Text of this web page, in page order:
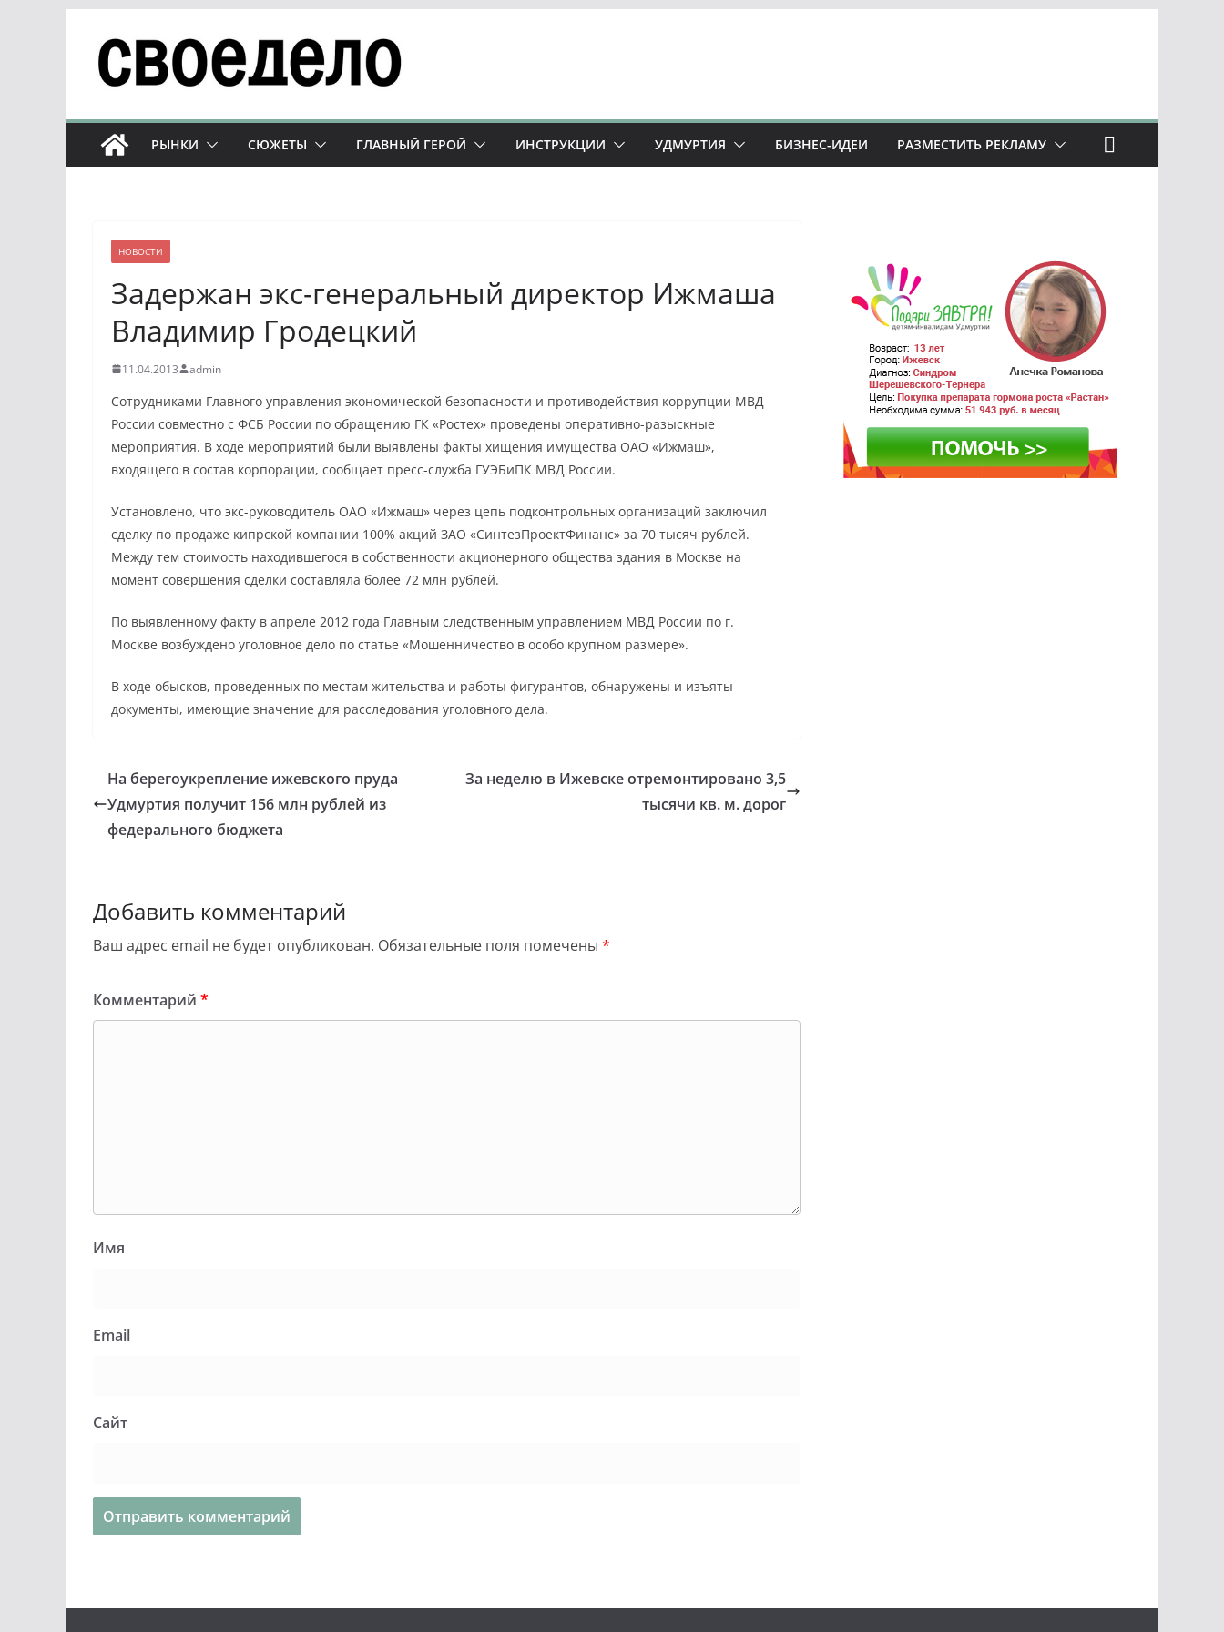
содержимому
РЫНКИ СЮЖЕТЫ ГЛАВНЫЙ ГЕРОЙ ИНСТРУКЦИИ УДМУРТИЯ БИЗНЕС-ИДЕИ РАЗМЕСТИТЬ РЕКЛАМУ
НОВОСТИ
Задержан экс-генеральный директор Ижмаша
Владимир Гродецкий
11.04.2013 admin
Сотрудниками Главного управления экономической безопасности и противодействия коррупции МВД
России совместно с ФСБ России по обращению ГК «Ростех» проведены оперативно-разыскные
мероприятия. В ходе мероприятий были выявлены факты хищения имущества ОАО «Ижмаш»,
входящего в состав корпорации, сообщает пресс-служба ГУЭБиПК МВД России.
Установлено, что экс-руководитель ОАО «Ижмаш» через цепь подконтрольных организаций заключил
сделку по продаже кипрской компании 100% акций ЗАО «СинтезПроектФинанс» за 70 тысяч рублей.
Между тем стоимость находившегося в собственности акционерного общества здания в Москве на
момент совершения сделки составляла более 72 млн рублей.
По выявленному факту в апреле 2012 года Главным следственным управлением МВД России по г.
Москве возбуждено уголовное дело по статье «Мошенничество в особо крупном размере».
В ходе обысков, проведенных по местам жительства и работы фигурантов, обнаружены и изъяты
документы, имеющие значение для расследования уголовного дела.
На берегоукрепление ижевского пруда
Удмуртия получит 156 млн рублей из
федерального бюджета
За неделю в Ижевске отремонтировано 3,5
тысячи кв. м. дорог
Добавить комментарий
Ваш адрес email не будет опубликован. Обязательные поля помечены *
Комментарий *
Имя
Email
Сайт